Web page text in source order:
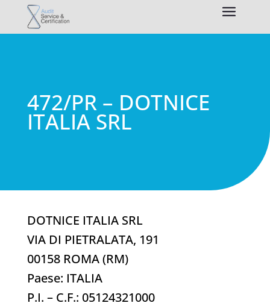
472/PR – DOTNICE
ITALIA SRL
DOTNICE ITALIA SRL
VIA DI PIETRALATA, 191
00158 ROMA (RM)
Paese: ITALIA
P.I. – C.F.: 05124321000